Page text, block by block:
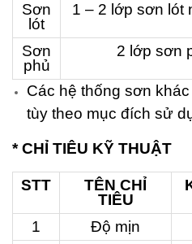
Sơn
lót
1 – 2 lớp sơn lót
Sơn
phủ
2 lớp sơn
Các hệ thống sơn
tùy theo mục đích sử
* CHỈ TIÊU KỸ THUẬT
STT
TÊN CHỈ
TIÊU
1 Độ mịn